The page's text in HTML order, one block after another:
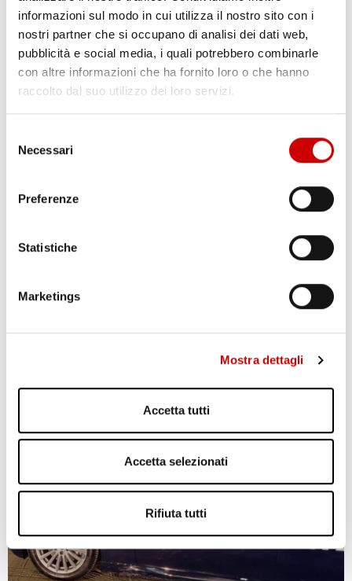
informazioni sul modo in cui utilizza il nostro sito con i
nostri partner che si occupano di analisi dei dati web,
pubblicità e social media, i quali potrebbero combinarle
con altre informazioni che ha fornito loro o che hanno
raccolto dal suo utilizzo dei loro servizi.
delNecessari
Preferenze
Statistiche
Marketings
Mostra dettagli
Accetta tutti
Accetta selezionati
Rifiuta tutti
PONTICELLI: DODICENNE FERITO A COLTELLATE
POZZUOLI: CITTADINI CONTRO GESTIONE EMERGENZA
BRADISISMO